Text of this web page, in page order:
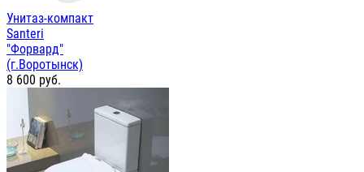
Унитаз-компакт
Santeri
"Форвард"
(г.Воротынск)
8 600 руб.